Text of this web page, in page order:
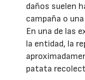
daños suelen
campaña o
En una de las
la entidad, la
patata